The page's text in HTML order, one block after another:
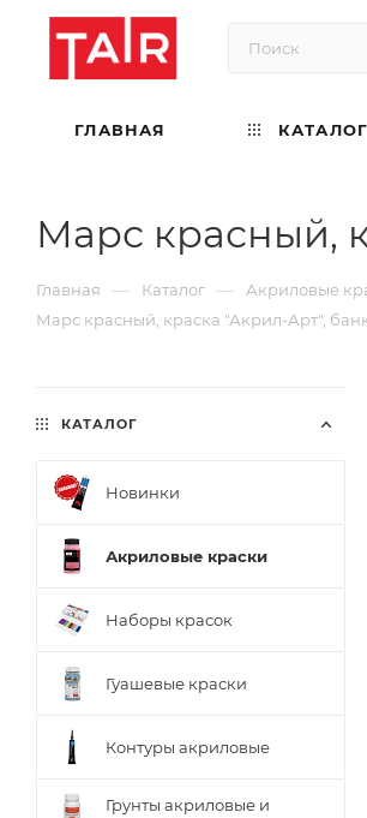
ГЛАВНАЯ КАТАЛОГ
Марс красный,
Главная — Каталог — Акриловые
Марс красный, краска "Акрил-Арт",
КАТАЛОГ
Новинки
Акриловые краски
Наборы красок
Гуашевые краски
Контуры акриловые
Грунты акриловые и